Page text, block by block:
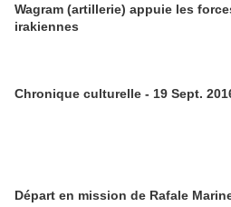
Wagram (artillerie) appuie les
irakiennes
Chronique culturelle - 19 Sept.
Départ en mission de Rafale